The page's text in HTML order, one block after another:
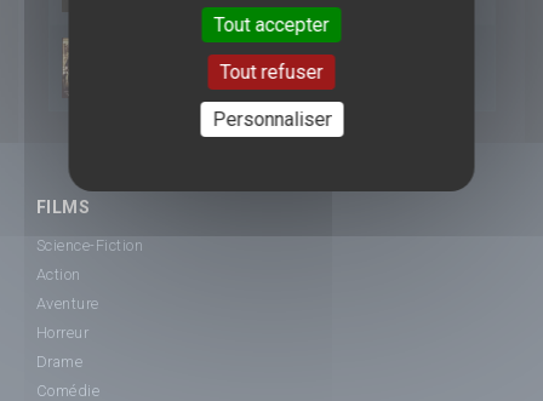
Au bout de la nuit
FILMS
Science-Fiction
Action
Aventure
Horreur
Drame
Comédie
Tout accepter
Tout refuser
Personnaliser